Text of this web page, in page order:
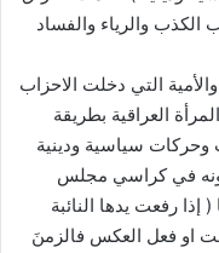
الشعب الكذب والرياء والفساد
والأمية التي دخلت الاحزاب
العراقية بطريقة
سياسية ودينية
في كراسي مجلس
رفعت يدها النائبة
او فعل العكس فالزمنَ